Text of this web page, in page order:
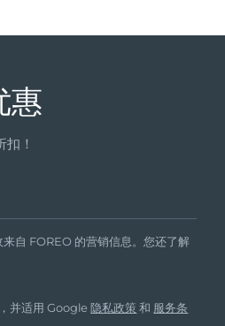
惠
！
来自 FOREO 的营销信息。您还了解
并适用 Google隐私政策 和 服务条